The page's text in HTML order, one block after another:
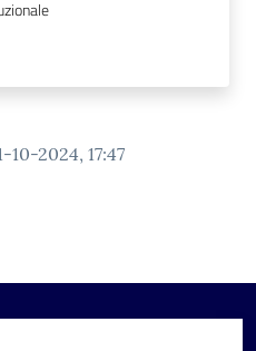
10-2024, 17:47